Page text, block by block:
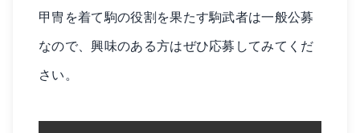
甲冑を着て駒の役割を果たす駒武者は一般公募
なので、興味のある方はぜひ応募してみてくだ
さい。